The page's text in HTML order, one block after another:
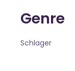
Genre
Schlager